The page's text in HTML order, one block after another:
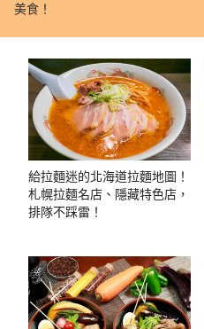
美食！
給拉麵迷的北海道拉麵地圖！
札幌拉麵名店、隱藏特色店，
排隊不踩雷！